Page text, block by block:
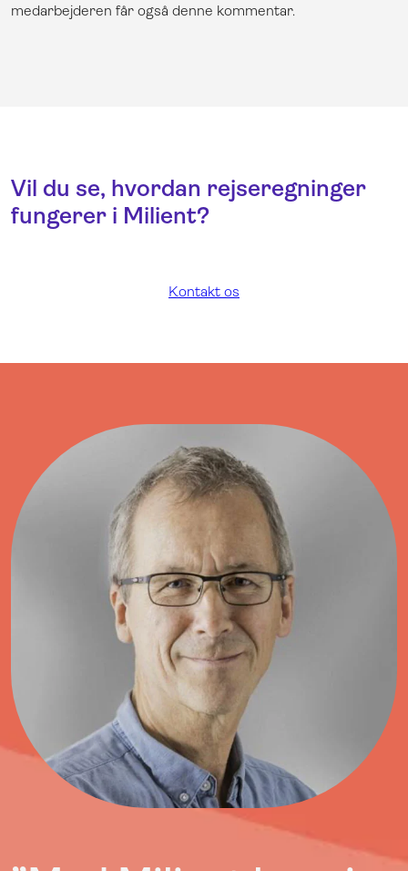
medarbejderen får også denne kommentar.
Vil du se, hvordan rejseregninger
fungerer i Milient?
Kontakt os